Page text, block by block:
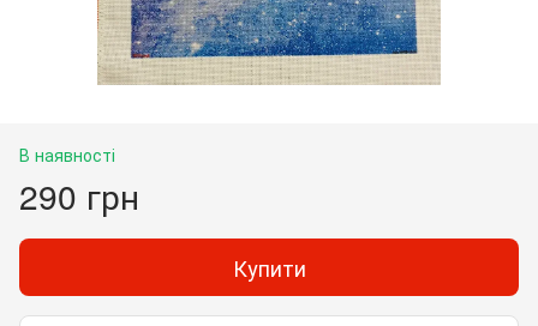
В наявності
290 грн
Купити